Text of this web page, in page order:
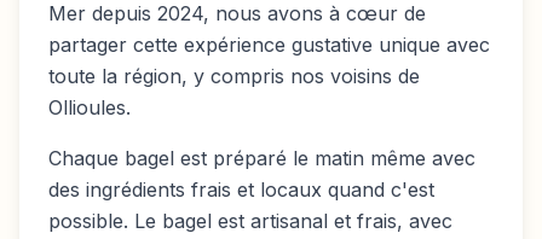
Mer depuis 2024, nous avons à cœur de
partager cette expérience gustative unique avec
toute la région, y compris nos voisins de
Ollioules.
Chaque bagel est préparé le matin même avec
des ingrédients frais et locaux quand c'est
possible. Le bagel est artisanal et frais, avec